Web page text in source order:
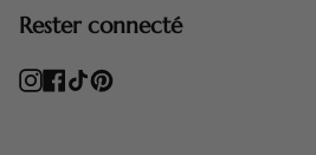
Rester connecté
Instagram
Facebook
TikTokPinterest